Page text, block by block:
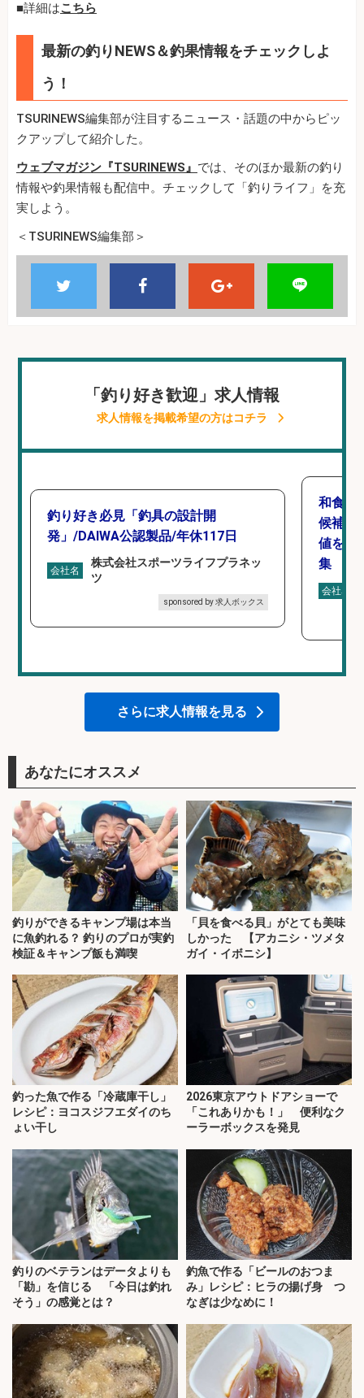
■詳細はこちら
最新の釣りNEWS＆釣果情報をチェックしよ
う！
TSURINEWS編集部が注目するニュース・話題の中からピッ
クアップして紹介した。
ウェブマガジン『TSURINEWS』 では、そのほか最新の釣り
情報や釣果情報も配信中。チェックして「釣りライフ」を充
実しよう。
＜TSURINEWS編集部＞
「釣り好き歓迎」求人情報
求人情報を掲載希望の方はコチラ
釣り好き必見「釣具の設計開
発」/DAIWA公認製品/年休117日
会社名
株式会社スポーツライフプラネッ
ツ
sponsored by 求人ボックス
和食,
候補/
値を上
集
会社名
さらに求人情報を見る
あなたにオススメ
釣りができるキャンプ場は本当
に魚釣れる？ 釣りのプロが実釣
検証＆キャンプ飯も満喫
「貝を食べる貝」がとても美味
しかった 【アカニシ・ツメタ
ガイ・イボニシ】
釣った魚で作る「冷蔵庫干し」
レシピ：ヨコスジフエダイのち
ょい干し
2026東京アウトドアショーで
「これありかも！」 便利なク
ーラーボックスを発見
釣りのベテランはデータよりも
「勘」を信じる 「今日は釣れ
そう」の感覚とは？
釣魚で作る「ビールのおつま
み」レシピ：ヒラの揚げ身 つ
なぎは少なめに！